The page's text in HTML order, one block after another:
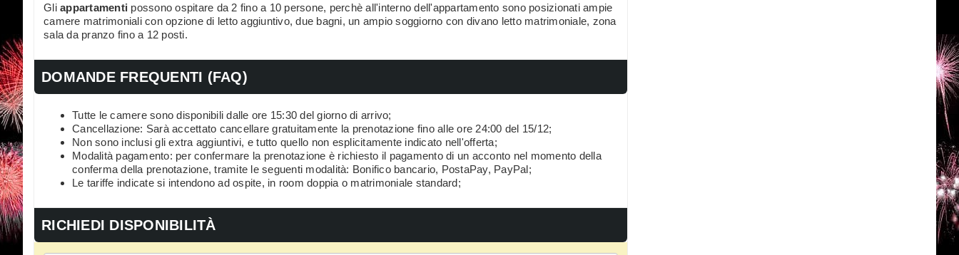
Gli appartamenti possono ospitare da 2 fino a 10 persone, perchè all'interno dell'appartamento sono posizionati ampie
camere matrimoniali con opzione di letto aggiuntivo, due bagni, un ampio soggiorno con divano letto matrimoniale, zona
sala da pranzo fino a 12 posti.
DOMANDE FREQUENTI (FAQ)
Tutte le camere sono disponibili dalle ore 15:30 del giorno di arrivo;
Cancellazione: Sarà accettato cancellare gratuitamente la prenotazione fino alle ore 24:00 del 15/12;
Non sono inclusi gli extra aggiuntivi, e tutto quello non esplicitamente indicato nell'offerta;
Modalità pagamento: per confermare la prenotazione è richiesto il pagamento di un acconto nel momento della
conferma della prenotazione, tramite le seguenti modalità: Bonifico bancario, PostaPay, PayPal;
Le tariffe indicate si intendono ad ospite, in room doppia o matrimoniale standard;
RICHIEDI DISPONIBILITÀ